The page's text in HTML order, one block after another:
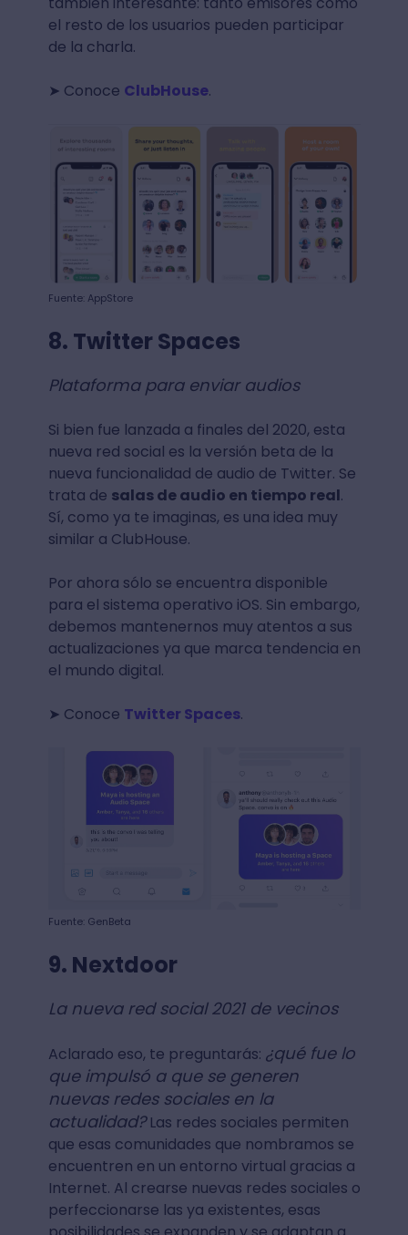
el resto de los usuarios pueden participar
de la charla.
➤ Conoce ClubHouse.
Fuente: AppStore
8. Twitter Spaces
Plataforma para enviar audios
Si bien fue lanzada a finales del 2020, esta
nueva red social es la versión beta de la
nueva funcionalidad de audio de Twitter. Se
trata de salas de audio en tiempo real.
Sí, como ya te imaginas, es una idea muy
similar a ClubHouse.
Por ahora sólo se encuentra disponible
para el sistema operativo iOS. Sin embargo,
debemos mantenernos muy atentos a sus
actualizaciones ya que marca tendencia en
el mundo digital.
➤ Conoce Twitter Spaces.
Fuente: GenBeta
9. Nextdoor
La nueva red social 2021 de vecinos
Aclarado eso, te preguntarás: ¿qué fue lo
que impulsó a que se generen
nuevas redes sociales en la
actualidad?Las redes sociales permiten
que esas comunidades que nombramos se
encuentren en un entorno virtual gracias a
Internet. Al crearse nuevas redes sociales o
perfeccionarse las ya existentes, esas